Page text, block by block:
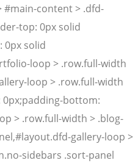
#main-content > .dfd-
top: 0px solid
solid
loop > .row.full-width
loop > .row.full-width
bottom:
> .row.full-width > .blog-
gallery-loop >
sidebars .sort-panel